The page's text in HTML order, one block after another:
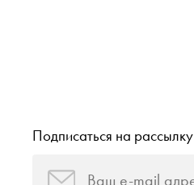
Подписаться на рассылку